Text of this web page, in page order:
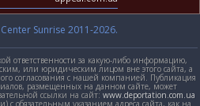
Sunrise 2011-2026.
ответственности за какую-либо информацию,
или юридическим лицом вне этого сайта, а
согласования с нашей компанией. Публикация
размещенных на данном сайте, может
ссылки на сайт: www.deportation.com.ua
с обязательным указанием адреса сайта, как на